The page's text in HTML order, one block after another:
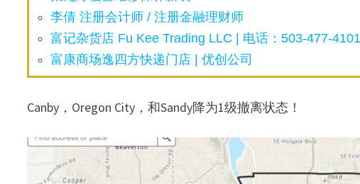
李倩 注册会计师 / 注册金融理财师
富记杂货店 Fu Kee Trading LLC | 电话：503-477-4101
富康商场逸四方快递门店 | 优创公司
Canby，Oregon City，和Sandy降为1级撤离状态！